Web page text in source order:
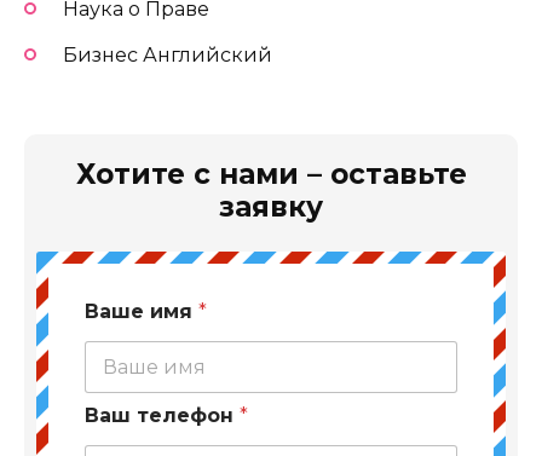
Наука о Праве
Бизнес Английский
Хотите с нами – оставьте
заявку
Ваше имя *
Ваш телефон *